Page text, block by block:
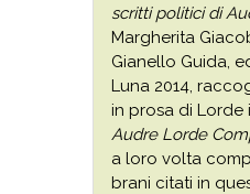
scritti politici di
Margherita
Gianello Guida,
Luna 2014,
in prosa di Lorde
Audre Lorde
a loro volta
brani citati in